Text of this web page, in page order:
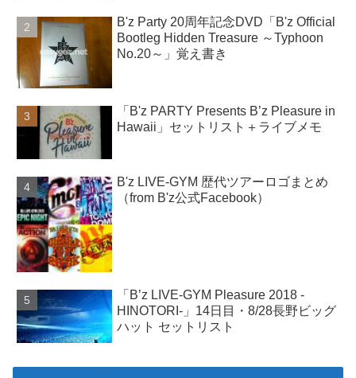
B'z Party 20周年記念DVD「B'z Official
Bootleg Hidden Treasure ～Typhoon
No.20～」覚え書き
「B'z PARTY Presents B’z Pleasure in
Hawaii」セットリスト＋ライブメモ
B'z LIVE-GYM 歴代ツアーロゴまとめ
（from B'z公式Facebook）
「B’z LIVE-GYM Pleasure 2018 -
HINOTORI-」14日目・8/28長野ビッグ
ハット セットリスト